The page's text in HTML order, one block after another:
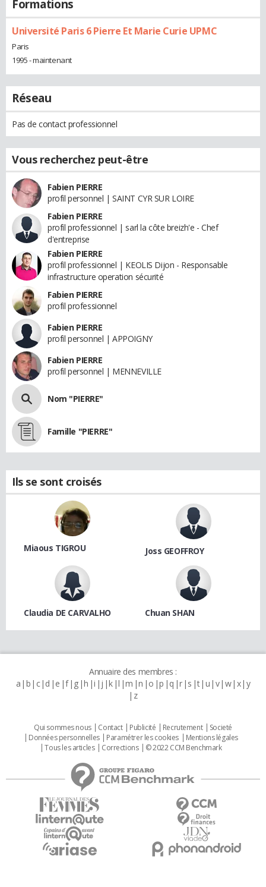
Formations
Université Paris 6 Pierre Et Marie Curie UPMC
Paris
1995 - maintenant
Réseau
Pas de contact professionnel
Vous recherchez peut-être
Fabien PIERRE
profil personnel | SAINT CYR SUR LOIRE
Fabien PIERRE
profil professionnel | sarl la côte breizh'e - Chef
d'entreprise
Fabien PIERRE
profil professionnel | KEOLIS Dijon - Responsable
infrastructure operation sécurité
Fabien PIERRE
profil professionnel
Fabien PIERRE
profil personnel | APPOIGNY
Fabien PIERRE
profil personnel | MENNEVILLE
Nom "PIERRE"
Famille "PIERRE"
Ils se sont croisés
Miaous TIGROU Joss GEOFFROY
Claudia DE CARVALHO Chuan SHAN
Annuaire des membres :
a b c d e f g h i j k l m n o p q r s t u v w x y
z
Qui sommes nous Contact Publicité Recrutement
Societé
Données personnelles
Paramétrer les cookies
Mentions légales
Tous les articles
Corrections © 2022 CCM Benchmark